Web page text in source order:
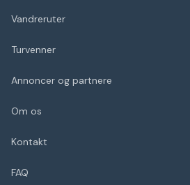
Vandreruter
Turvenner
Annoncer og partnere
Om os
Kontakt
FAQ